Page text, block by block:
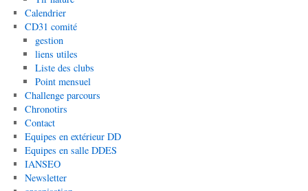
Calendrier
CD31 comité
gestion
liens utiles
Liste des clubs
Point mensuel
Challenge parcours
Chronotirs
Contact
Equipes en extérieur DD
Equipes en salle DDES
IANSEO
Newsletter